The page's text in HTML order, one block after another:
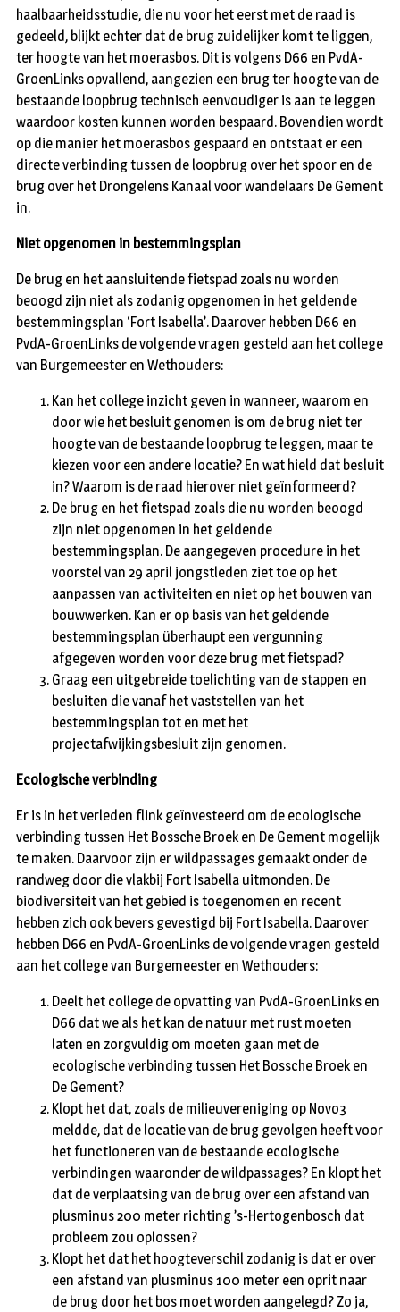
haalbaarheidsstudie, die nu voor het eerst met de raad is
gedeeld, blijkt echter dat de brug zuidelijker komt te liggen,
ter hoogte van het moerasbos. Dit is volgens D66 en PvdA-
GroenLinks opvallend, aangezien een brug ter hoogte van de
bestaande loopbrug technisch eenvoudiger is aan te leggen
waardoor kosten kunnen worden bespaard. Bovendien wordt
op die manier het moerasbos gespaard en ontstaat er een
directe verbinding tussen de loopbrug over het spoor en de
brug over het Drongelens Kanaal voor wandelaars De Gement
in.
Niet opgenomen in bestemmingsplan
De brug en het aansluitende fietspad zoals nu worden
beoogd zijn niet als zodanig opgenomen in het geldende
bestemmingsplan ‘Fort Isabella’. Daarover hebben D66 en
PvdA-GroenLinks de volgende vragen gesteld aan het college
van Burgemeester en Wethouders:
Kan het college inzicht geven in wanneer, waarom en
door wie het besluit genomen is om de brug niet ter
hoogte van de bestaande loopbrug te leggen, maar te
kiezen voor een andere locatie? En wat hield dat besluit
in? Waarom is de raad hierover niet geïnformeerd?
De brug en het fietspad zoals die nu worden beoogd
zijn niet opgenomen in het geldende
bestemmingsplan. De aangegeven procedure in het
voorstel van 29 april jongstleden ziet toe op het
aanpassen van activiteiten en niet op het bouwen van
bouwwerken. Kan er op basis van het geldende
bestemmingsplan überhaupt een vergunning
afgegeven worden voor deze brug met fietspad?
Graag een uitgebreide toelichting van de stappen en
besluiten die vanaf het vaststellen van het
bestemmingsplan tot en met het
projectafwijkingsbesluit zijn genomen.
Ecologische verbinding
Er is in het verleden flink geïnvesteerd om de ecologische
verbinding tussen Het Bossche Broek en De Gement mogelijk
te maken. Daarvoor zijn er wildpassages gemaakt onder de
randweg door die vlakbij Fort Isabella uitmonden. De
biodiversiteit van het gebied is toegenomen en recent
hebben zich ook bevers gevestigd bij Fort Isabella. Daarover
hebben D66 en PvdA-GroenLinks de volgende vragen gesteld
aan het college van Burgemeester en Wethouders:
Deelt het college de opvatting van PvdA-GroenLinks en
D66 dat we als het kan de natuur met rust moeten
laten en zorgvuldig om moeten gaan met de
ecologische verbinding tussen Het Bossche Broek en
De Gement?
Klopt het dat, zoals de milieuvereniging op Novo3
meldde, dat de locatie van de brug gevolgen heeft voor
het functioneren van de bestaande ecologische
verbindingen waaronder de wildpassages? En klopt het
dat de verplaatsing van de brug over een afstand van
plusminus 200 meter richting ’s-Hertogenbosch dat
probleem zou oplossen?
Klopt het dat het hoogteverschil zodanig is dat er over
een afstand van plusminus 100 meter een oprit naar
de brug door het bos moet worden aangelegd? Zo ja,